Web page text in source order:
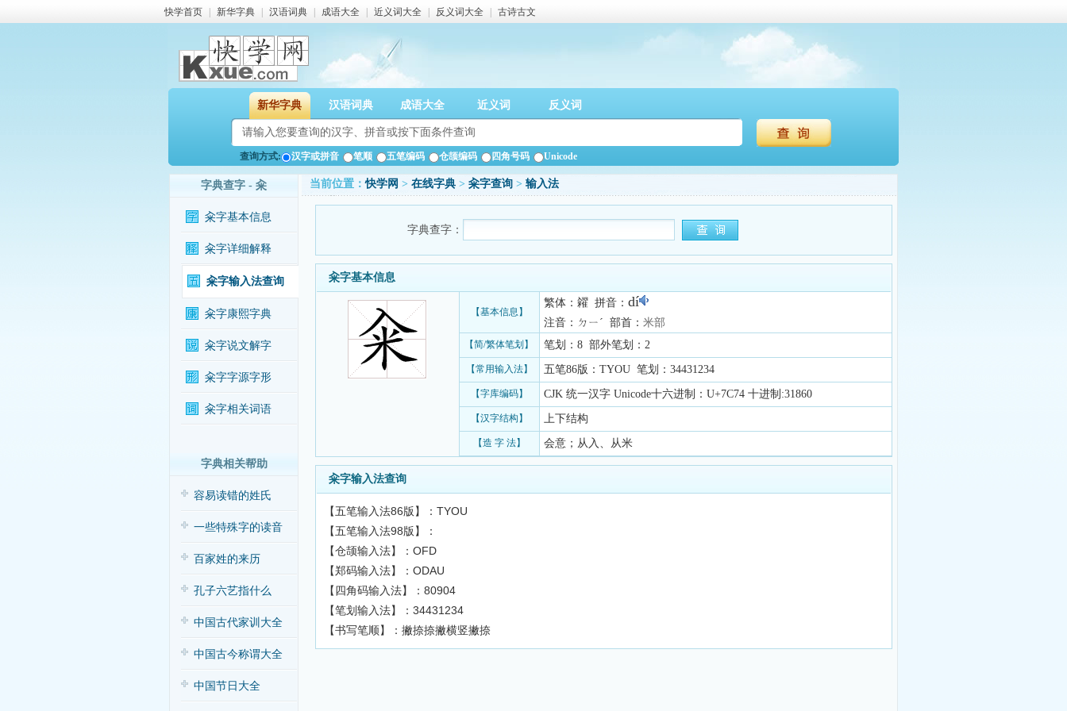
快学首页 新华字典 汉语词典 成语大全 近义词大全 反义词大全 古诗古文
新华字典 汉语词典 成语大全 近义词 反义词
查询方式: 汉字或拼音 笔顺 五笔编码 仓颉编码 四角号码 Unicode
字典查字 - 籴
籴字基本信息
籴字详细解释
籴字输入法查询
籴字康熙字典
籴字说文解字
籴字字源字形
籴字相关词语
字典相关帮助
容易读错的姓氏
一些特殊字的读音
百家姓的来历
孔子六艺指什么
中国古代家训大全
中国古今称谓大全
中国节日大全
当前位置：快学网 > 在线字典 > 籴字查询 > 输入法
字典查字：
籴字基本信息
【基本信息】
繁体：糴 拼音： dí
注音：ㄉㄧˊ 部首： 米部
【简/繁体笔划】 笔划：8 部外笔划：2
【常用输入法】 五笔86版：TYOU 笔划：34431234
【字库编码】 CJK 统一汉字 Unicode十六进制：U+7C74 十进制:31860
【汉字结构】 上下结构
【造 字 法】 会意；从入、从米
籴字输入法查询
【五笔输入法86版】：TYOU
【五笔输入法98版】：
【仓颉输入法】：OFD
【郑码输入法】：ODAU
【四角码输入法】：80904
【笔划输入法】：34431234
【书写笔顺】：撇捺捺撇横竖撇捺